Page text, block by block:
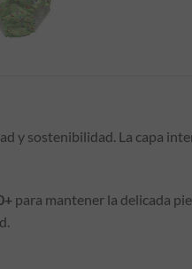
y sostenibilidad. La capa
para mantener la delicada